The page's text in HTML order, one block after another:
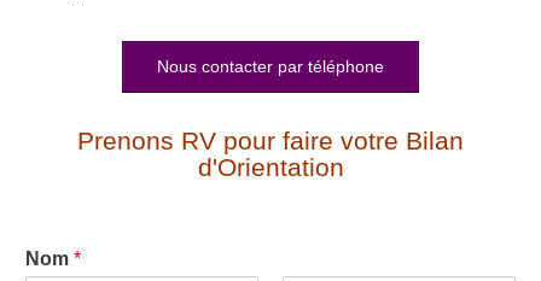
Nous contacter par téléphone
Prenons RV pour faire votre Bilan
d'Orientation
Nom *